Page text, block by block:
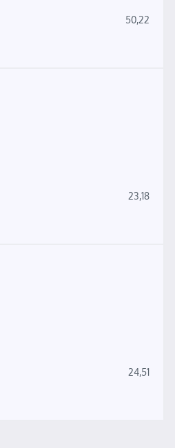
50,22
23,18
24,51